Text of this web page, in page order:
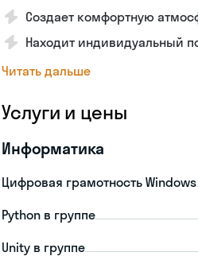
Создает комфортную
Находит индивидуальный
Читать дальше
Услуги и цены
Информатика
Цифровая грамотность Windows
Python в группе
Unity в группе